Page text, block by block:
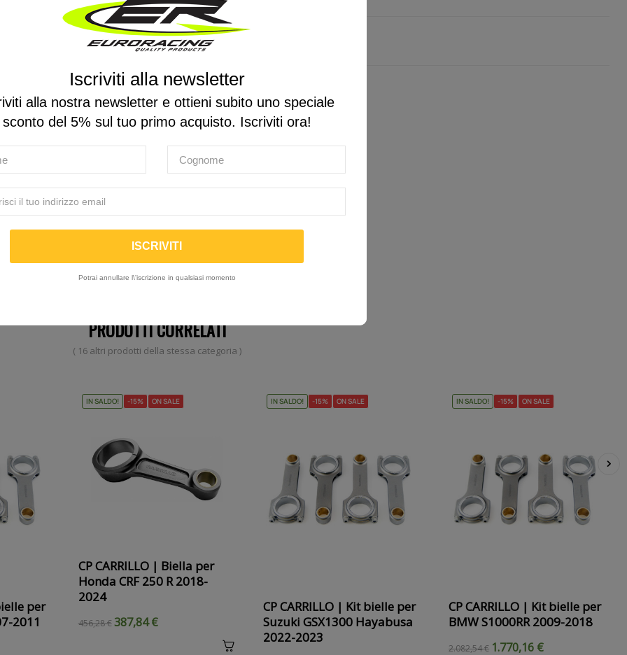
Descrizione Recensioni
PRODOTTI CORRELATI
( 16 altri prodotti della stessa categoria )
per
2011
IN SALDO! -15% ON SALE
CP CARRILLO | Biella per
Honda CRF 250 R 2018-
2024
456,28 € 387,84 €
IN SALDO! -15% ON SALE
CP CARRILLO | Kit bielle per
Suzuki GSX1300 Hayabusa
2022-2023
IN SALDO! -15% ON SALE
CP CARRILLO | Kit bielle per
BMW S1000RR 2009-2018
2.082,54 € 1.770,16 €
Iscriviti alla newsletter
alla nostra newsletter e ottieni subito uno speciale
sconto del 5% sul tuo primo acquisto. Iscriviti ora!
Potrai annullare l\'iscrizione in qualsiasi momento